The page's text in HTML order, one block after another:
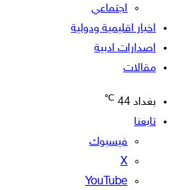
اجتماعي
اخبار اقليمية ودولية
اصدارات ادبية
مقالات
بغداد 44
℃
تابعنا
فيسبوك
‫X
‫YouTube